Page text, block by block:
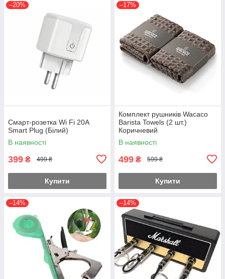
–20%
Смарт-розетка Wi Fi 20А
Smart Plug (Білий)
В наявності
399 ₴ 499 ₴
Купити
–17%
Комплект рушників Wacaco
Barista Towels (2 шт.)
Коричневий
В наявності
499 ₴ 599 ₴
Купити
–14% –14%